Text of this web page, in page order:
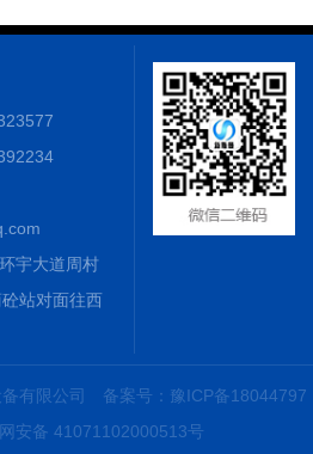
宇大道周村
站对面往西
有限公司 备案号：豫ICP备18044797
安备 41071102000513号